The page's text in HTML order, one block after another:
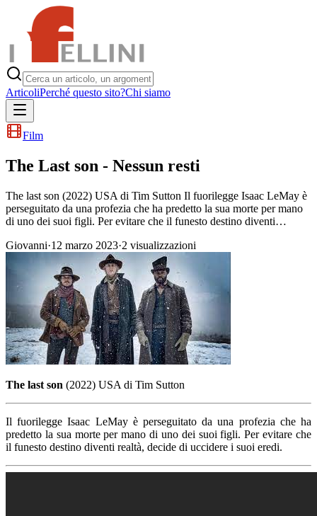
ArticoliPerché questo sito?Chi siamo
Film
The Last son - Nessun resti
The last son (2022) USA di Tim Sutton Il fuorilegge Isaac LeMay è
perseguitato da una profezia che ha predetto la sua morte per mano
di uno dei suoi figli. Per evitare che il funesto destino diventi…
Giovanni·12 marzo 2023·2 visualizzazioni
The last son (2022) USA di Tim Sutton
Il fuorilegge Isaac LeMay è perseguitato da una profezia che ha
predetto la sua morte per mano di uno dei suoi figli. Per evitare che
il funesto destino diventi realtà, decide di uccidere i suoi eredi.